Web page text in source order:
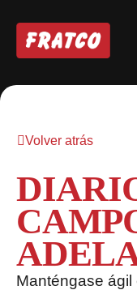
Volver atrás
Manténgase ágil